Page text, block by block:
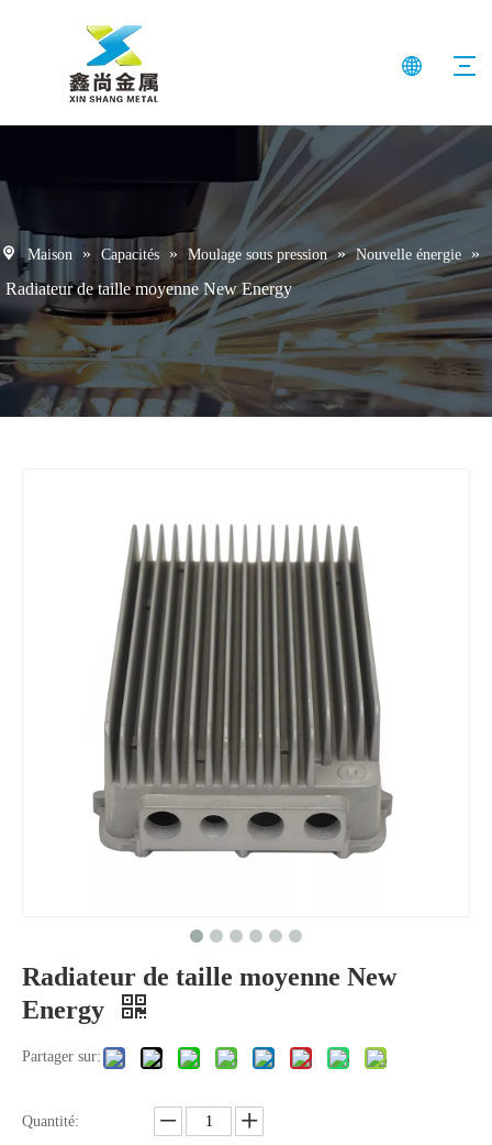
Maison » Capacités » Moulage sous pression » Nouvelle énergie
»
Radiateur de taille moyenne New Energy
Radiateur de taille moyenne New
Energy
Partager sur:
Quantité: